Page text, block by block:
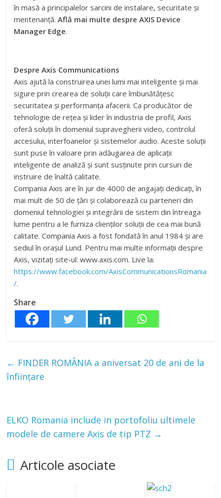
în masă a principalelor sarcini de instalare, securitate și
mentenanță.Află mai multe despre AXIS Device
Manager Edge.
Despre Axis Communications
Axis ajută la construirea unei lumi mai inteligente și mai
sigure prin crearea de soluții care îmbunătățesc
securitatea și performanța afacerii. Ca producător de
tehnologie de rețea și lider în industria de profil, Axis
oferă soluții în domeniul supravegherii video, controlul
accesului, interfoanelor și sistemelor audio. Aceste soluții
sunt puse în valoare prin adăugarea de aplicații
inteligente de analiză și sunt susținute prin cursuri de
instruire de înaltă calitate.
Compania Axis are în jur de 4000 de angajați dedicați, în
mai mult de 50 de țări și colaborează cu parteneri din
domeniul tehnologiei și integrării de sistem din întreaga
lume pentru a le furniza clienților soluții de cea mai bună
calitate. Compania Axis a fost fondată în anul 1984 și are
sediul în orașul Lund. Pentru mai multe informații despre
Axis, vizitați site-ul: www.axis.com. Live la:
https://www.facebook.com/AxisCommunicationsRomania
/.
Share
← FINDER ROMÂNIA a aniversat 20 de ani de la
înființare
ELKO Romania include in portofoliu ultimele
modele de camere Axis de tip PTZ →
Articole asociate